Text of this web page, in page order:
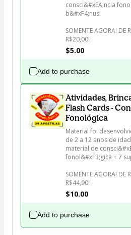
consci&#xEA;ncia
b&#xF4;nus!
SOMENTE AGORA! DE
R$20,00!
$5.00
Add to purchase
Atividades,
Flash Cards -
Fonológica
Material foi
de 2 a 12 anos de
material de
fonol&#xF3;gica + 7
SOMENTE AGORA! DE
R$44,90!
$10.00
Add to purchase